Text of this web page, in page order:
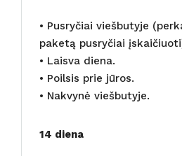
• Pusryčiai viešbutyje
paketą pusryčiai
• Laisva diena.
• Poilsis prie jūros.
• Nakvynė viešbutyje.
14 diena